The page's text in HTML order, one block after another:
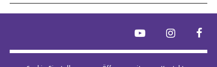
YouTube Instagram